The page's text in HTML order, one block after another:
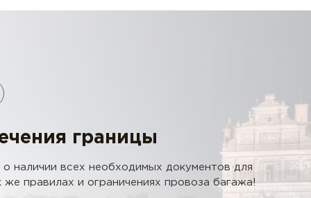
границы
о наличии всех необходимых документов для
же правилах и ограничениях провоза багажа!